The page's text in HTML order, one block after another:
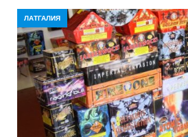
ЛАТГАЛИЯ